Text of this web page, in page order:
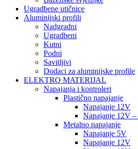
Ugradbene utičnice
Aluminijski profili
Nadgradni
Ugradbeni
Kutni
Podni
Savitljivi
Dodaci za aluminijske profile
ELEKTRO MATERIJAL
Napajanja i kontroleri
Plastično napajanje
Napajanje 12V
Napajanje 12V
Metalno napajanje
Napajanje 5V
Napajanje 12V